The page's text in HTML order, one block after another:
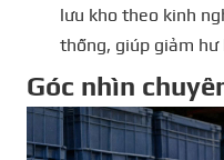
lưu kho theo kinh
thống, giúp giảm hư
Góc nhìn